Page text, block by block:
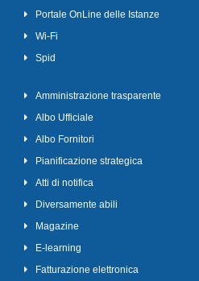
Portale OnLine delle Istanze
Wi-Fi
Spid
Amministrazione trasparente
Albo Ufficiale
Albo Fornitori
Pianificazione strategica
Atti di notifica
Diversamente abili
Magazine
E-learning
Fatturazione elettronica